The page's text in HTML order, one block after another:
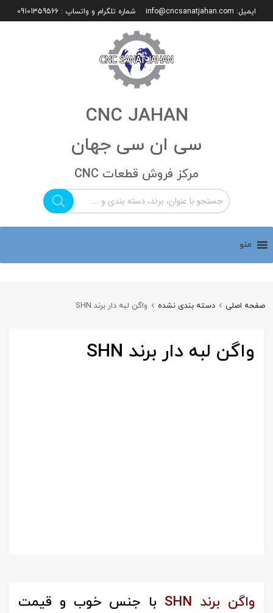
ایمیل: info@cncsanatjahan.com شماره تلگرام و واتساپ : 09101359566
CNC JAHAN
سی ان سی جهان
مرکز فروش قطعات CNC
منو
صفحه اصلی دسته بندی نشده واگن لبه دار برند SHN
واگن لبه دار برند SHN
واگن برند SHN
با جنس خوب و قیمت